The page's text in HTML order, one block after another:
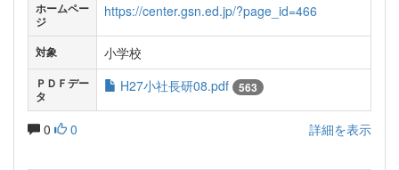
ホームペー
ジ
https://center.gsn.ed.jp/?page_id=466
対象 小学校
ＰＤＦデー
タ
H27小社長研08.pdf 563
0 0 詳細を表示